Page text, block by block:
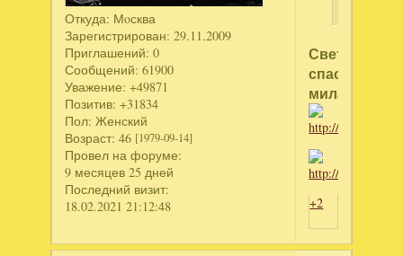
Откуда: Мoсква
Зарегистрирован: 29.11.2009
Приглашений: 0
Сообщений: 61900
Уважение: +49871
Позитив: +31834
Пол: Женский
Возраст: 46 [1979-09-14]
Провел на форуме:
9 месяцев 25 дней
Последний визит:
18.02.2021 21:12:48
Светочка,
спасибо
милая!!!!!
+2